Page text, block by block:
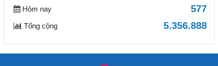
Hôm nay 577
Tổng cộng 5.356.888